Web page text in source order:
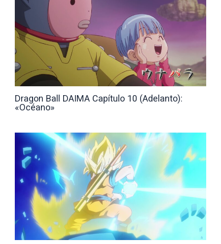
Dragon Ball DAIMA Capítulo 10 (Adelanto):
«Océano»